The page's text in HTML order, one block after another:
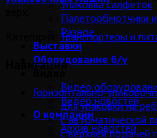
Упаковка салфеток
Палетообмотчики
Разное
Выставки
Оборудование б/у
Видео
Видео новостей
О компании
Архив новостей
Транспортеры и
Навигация
Горизонтально-
для упаковки на
с автоматической
с верхней подачей